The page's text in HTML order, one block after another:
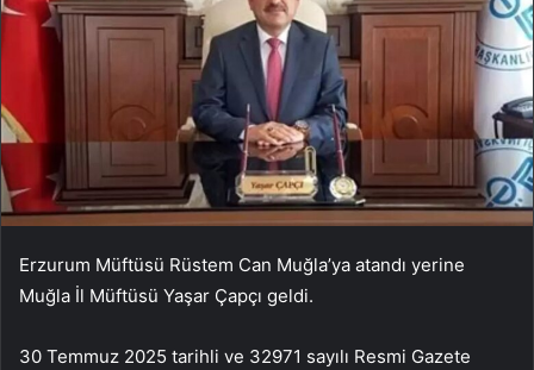
Erzurum Müftüsü Rüstem Can Muğla’ya atandı yerine
Muğla İl Müftüsü Yaşar Çapçı geldi.
30 Temmuz 2025 tarihli ve 32971 sayılı Resmi Gazete